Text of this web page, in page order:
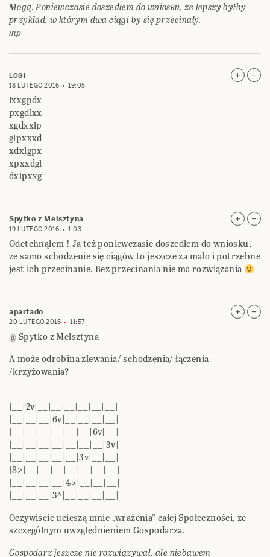
Mogą. Poniewczasie doszedłem do wniosku, że lepszy byłby
przykład, w którym dwa ciągi by się przecinały.
mp
LOGI
18 LUTEGO 2016
19:05
lxxgpdx
pxgdlxx
xgdxxlp
glpxxxd
xdxlgpx
xpxxdgl
dxlpxxg
Spytko z Melsztyna
19 LUTEGO 2016 1:03
Odetchnąłem ! Ja też poniewczasie doszedłem do wniosku,
że samo schodzenie się ciągów to jeszcze za mało i potrzebne
jest ich przecinanie. Bez przecinania nie ma rozwiązania
apartado
20 LUTEGO 2016 11:57
@ Spytko z Melsztyna
A może odrobina zlewania/ schodzenia/ łączenia
/krzyżowania?
|__|2v|__|__|__|__|__|__|
|__|__|__|6v|__|__|__|__|
|__|__|__|__|__|__|6v|__|
|__|__|__|__|__|__|__|3v|
|__|__|__|__|__|3v|__|__|
|8>|__|__|__|__|__|__|__|
|__|__|__|__|4>|__|__|__|
|__|__|__|3^|__|__|__|__|
Oczywiście ucieszą mnie „wrażenia” całej Społeczności, ze
szczególnym uwzględnieniem Gospodarza.
Gospodarz jeszcze nie rozwiązywał, ale niebawem